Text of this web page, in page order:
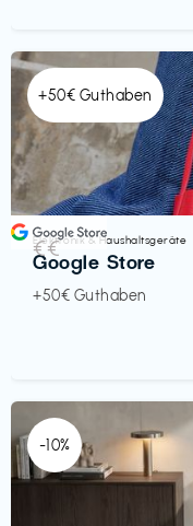
+50€ Guthaben
Elektronik & Haushaltsgeräte
Google Store
+50€ Guthaben
€€‎
-10%